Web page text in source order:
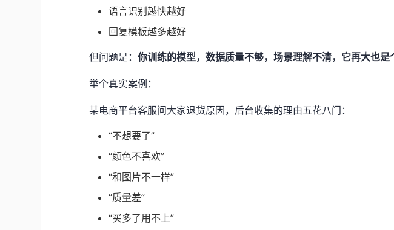
语言识别越快越好
回复模板越多越好
但问题是：你训练的模型，数据质量不够，场景理解不清，它再大也是
举个真实案例：
某电商平台客服问大家退货原因，后台收集的理由五花八门：
“不想要了”
“颜色不喜欢”
“和图片不一样”
“质量差”
“买多了用不上”